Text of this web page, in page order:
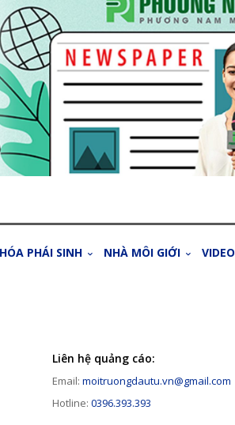
PHÁI SINH NHÀ MÔI GIỚI VIDEO
Liên hệ quảng cáo:
Email: moitruongdautu.vn@gmail.com
Hotline: 0396.393.393